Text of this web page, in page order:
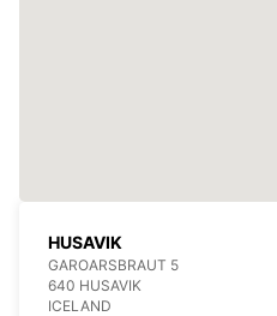
HUSAVIK
GAROARSBRAUT 5
640 HUSAVIK
ICELAND